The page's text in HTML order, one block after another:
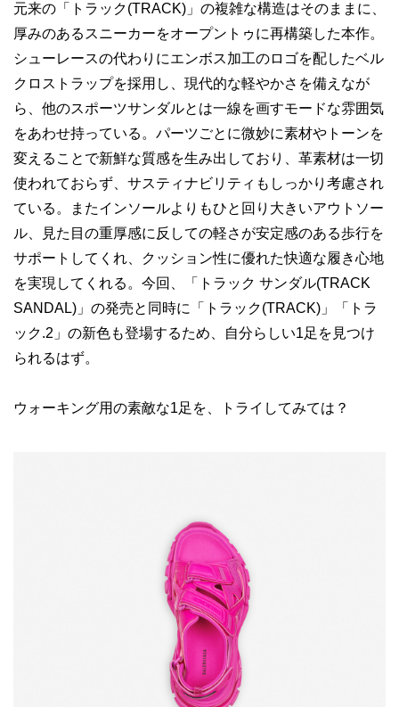
元来の「トラック(TRACK)」の複雑な構造はそのままに、
厚みのあるスニーカーをオープントゥに再構築した本作。
シューレースの代わりにエンボス加工のロゴを配したベル
クロストラップを採用し、現代的な軽やかさを備えなが
ら、他のスポーツサンダルとは一線を画すモードな雰囲気
をあわせ持っている。パーツごとに微妙に素材やトーンを
変えることで新鮮な質感を生み出しており、革素材は一切
使われておらず、サスティナビリティもしっかり考慮され
ている。またインソールよりもひと回り大きいアウトソー
ル、見た目の重厚感に反しての軽さが安定感のある歩行を
サポートしてくれ、クッション性に優れた快適な履き心地
を実現してくれる。今回、「トラック サンダル(TRACK
SANDAL)」の発売と同時に「トラック(TRACK)」「トラ
ック.2」の新色も登場するため、自分らしい1足を見つけ
られるはず。
ウォーキング用の素敵な1足を、トライしてみては？